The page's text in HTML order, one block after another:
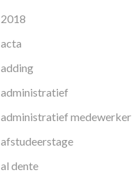
2018
acta
adding
administratief
administratief medewerker
afstudeerstage
al dente